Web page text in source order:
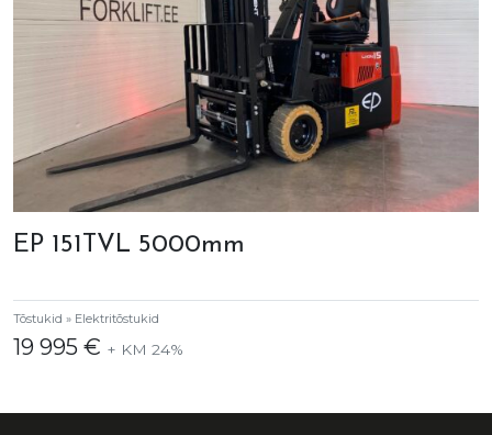
EP 151TVL 5000mm
Tõstukid » Elektritõstukid
19 995 € + KM 24%